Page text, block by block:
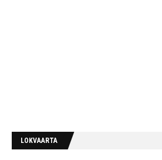
LOKVAARTA